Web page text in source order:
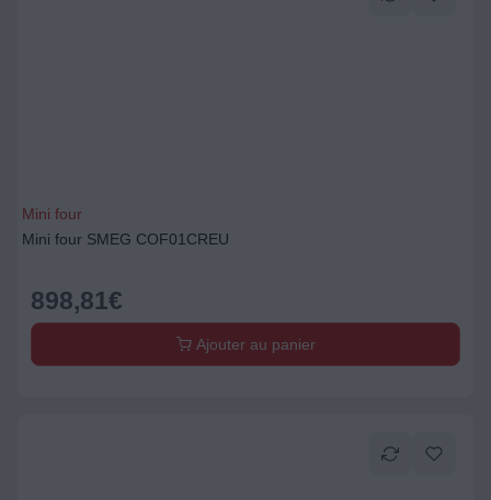
Mini four
Mini four SMEG COF01CREU
898,81€
Ajouter au panier